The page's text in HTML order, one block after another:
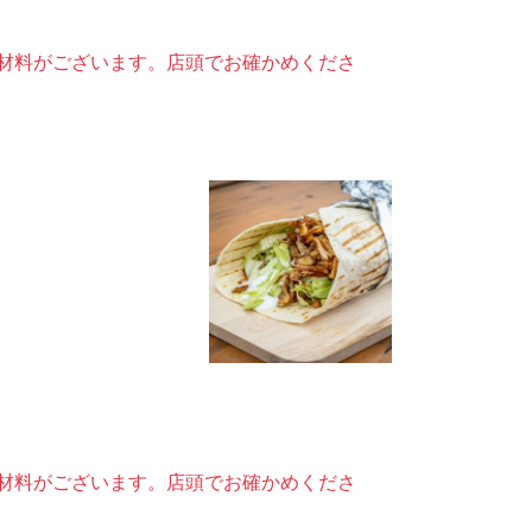
料がございます。店頭でお確かめくださ
料がございます。店頭でお確かめくださ